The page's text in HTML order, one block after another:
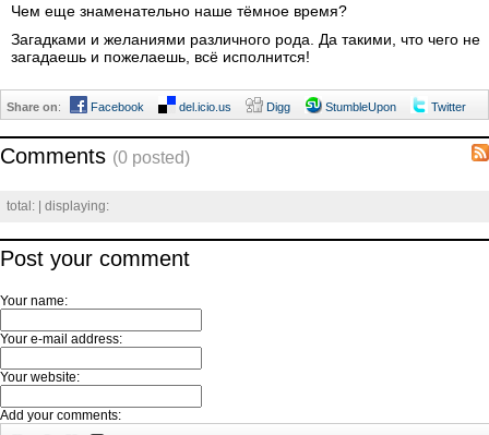
Чем еще знаменательно наше тёмное время?
Загадками и желаниями различного рода. Да такими, что чего не
загадаешь и пожелаешь, всё исполнится!
Share on: Facebook del.icio.us Digg StumbleUpon Twitter
Comments (0 posted)
total: | displaying:
Post your comment
Your name:
Your e-mail address:
Your website:
Add your comments: